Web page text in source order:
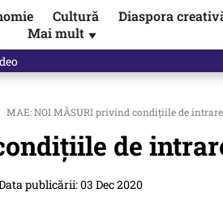
Cultură Diaspora
Mai mult ▼
MAE: NOI MĂSURI privind condițiile de
de
publicării: 03 Dec 2020